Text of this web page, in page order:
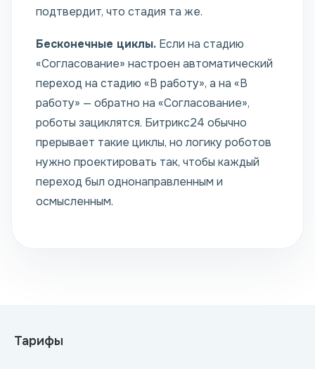
подтвердит, что стадия та же.
Бесконечные циклы. Если на стадию
«Согласование» настроен автоматический
переход на стадию «В работу», а на «В
работу» — обратно на «Согласование»,
роботы зациклятся. Битрикс24 обычно
прерывает такие циклы, но логику роботов
нужно проектировать так, чтобы каждый
переход был однонаправленным и
осмысленным.
Тарифы